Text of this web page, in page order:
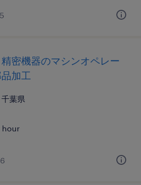
密機器のマシンオペレー
加工
葉県
hour